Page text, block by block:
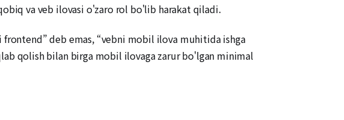
va veb ilovasi o'zaro rol bo'lib harakat qiladi.
deb emas, “vebni mobil ilova muhitida ishga
qolish bilan birga mobil ilovaga zarur bo'lgan minimal